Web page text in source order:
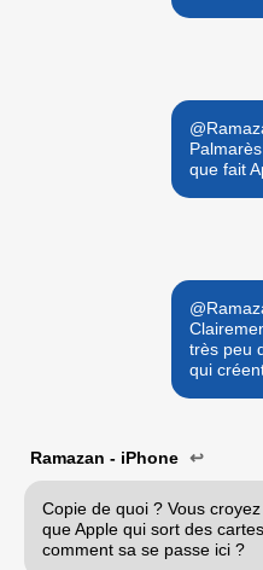
que fait
très peu
qui
Ramazan - iPhone ↩
Copie de quoi ? Vous
que Apple qui sort des
comment sa se passe ici ?